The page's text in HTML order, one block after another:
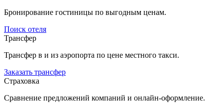
Бронирование гостиницы по выгодным ценам.
Поиск отеля
Трансфер
Трансфер в и из аэропорта по цене местного такси.
Заказать трансфер
Страховка
Сравнение предложений компаний и онлайн-оформление.